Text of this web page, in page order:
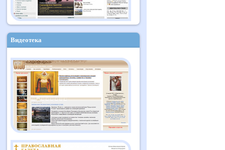
Видеотека